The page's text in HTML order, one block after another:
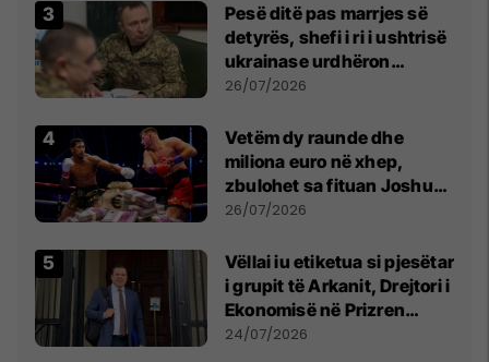
Pesë ditë pas marrjes së
detyrës, shefi i ri i ushtrisë
ukrainase urdhëron
kontroll të madh
26/07/2026
Vetëm dy raunde dhe
miliona euro në xhep,
zbulohet sa fituan Joshua
e Prenga
26/07/2026
Vëllai iu etiketua si pjesëtar
i grupit të Arkanit, Drejtori i
Ekonomisë në Prizren
mohon pretendimet
24/07/2026